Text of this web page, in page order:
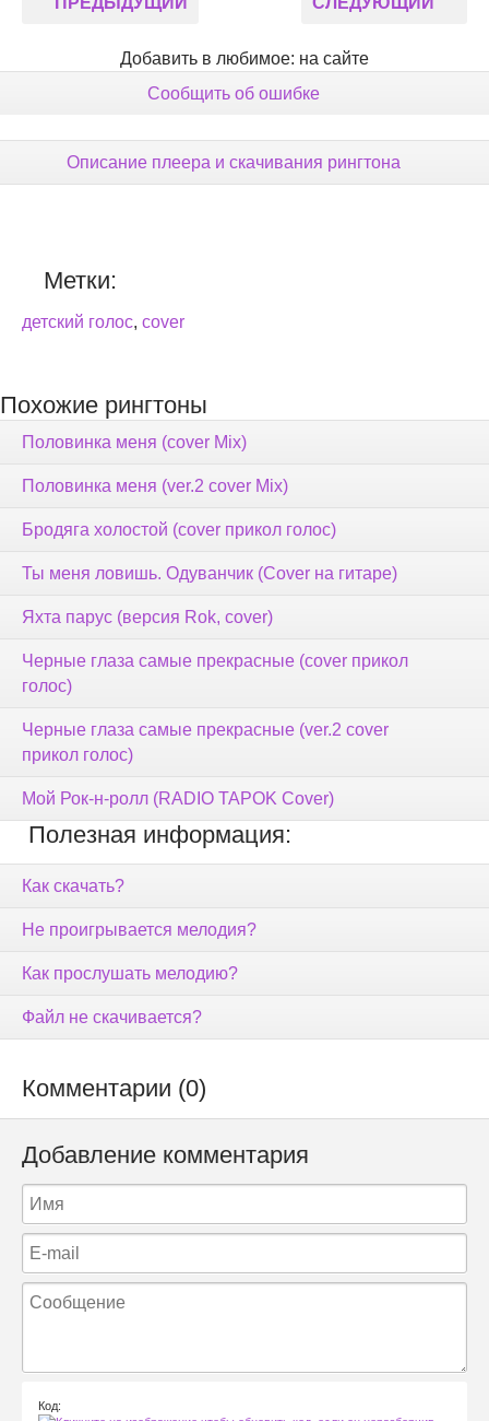
Добавить в любимое: на сайте
Сообщить об ошибке
Описание плеера и скачивания рингтона
Метки:
детский голос, cover
Похожие рингтоны
Половинка меня (cover Mix)
Половинка меня (ver.2 cover Mix)
Бродяга холостой (cover прикол голос)
Ты меня ловишь. Одуванчик (Cover на гитаре)
Яхта парус (версия Rok, cover)
Черные глаза самые прекрасные (cover прикол
голос)
Черные глаза самые прекрасные (ver.2 cover
прикол голос)
Мой Рок-н-ролл (RADIO TAPOK Cover)
Полезная информация:
Как скачать?
Не проигрывается мелодия?
Как прослушать мелодию?
Файл не скачивается?
Комментарии (0)
Добавление комментария
Код: